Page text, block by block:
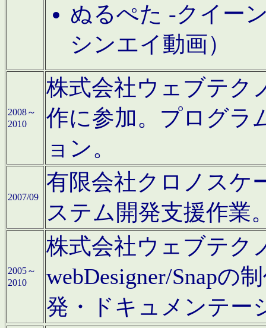
ぬるぺた -クイー
シンエイ動画）
2008～
2010
株式会社ウェブテク
作に参加。プログラ
ョン。
2007/09
有限会社クロノスケ
ステム開発支援作業
2005～
2010
株式会社ウェブテク
webDesigner/Snapの
発・ドキュメンテー